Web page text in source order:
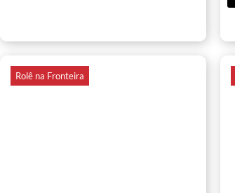
Rolê na Fronteira